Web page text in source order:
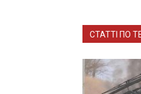
СТАТТІ ПО